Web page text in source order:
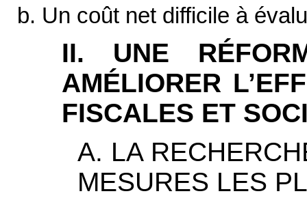
b. Un coût net difficile à
II. UNE
AMÉLIORER
FISCALES ET
A. LA
MESURES LES